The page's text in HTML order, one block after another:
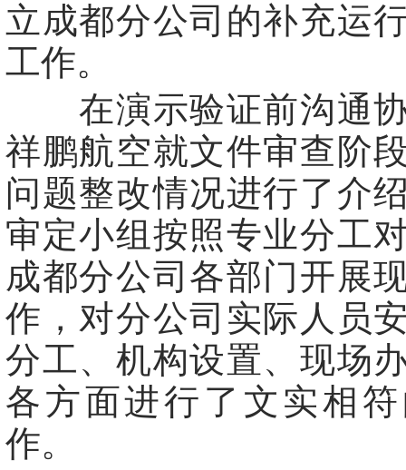
立成都分公司的补充运
工作。
在演示验证前沟通协
祥鹏航空就文件审查阶
问题整改情况进行了介
审定小组按照专业分工
成都分公司各部门开展
作，对分公司实际人员
分工、机构设置、现场
各方面进行了文实相
作。